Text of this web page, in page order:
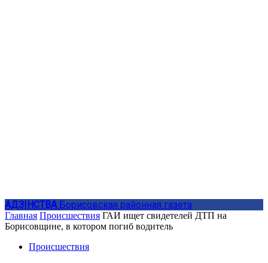
АДЗIНСТВА Борисовская районная газета
Главная Происшествия ГАИ ищет свидетелей ДТП на
Борисовщине, в котором погиб водитель
Происшествия